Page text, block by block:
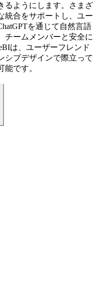
るようにします。さまざ
統合をサポートし、ユー
を通じて自然言語
チームメンバーと安全に
は、ユーザーフレンド
シブデザインで際立って
です。